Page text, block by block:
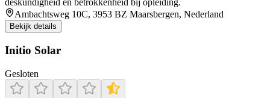
deskundigheid en betrokkenheid bij opleiding.
Ambachtsweg 10C, 3953 BZ Maarsbergen, Nederland
Bekijk details
Initio Solar
Gesloten